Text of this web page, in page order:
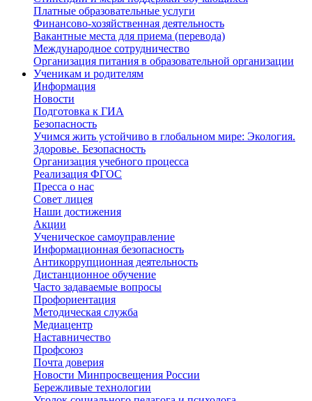
Платные образовательные услуги
Финансово-хозяйственная деятельность
Вакантные места для приема (перевода)
Международное сотрудничество
Организация питания в образовательной организации
Ученикам и родителям
Информация
Новости
Подготовка к ГИА
Безопасность
Учимся жить устойчиво в глобальном мире: Экология.
Здоровье. Безопасность
Организация учебного процесса
Реализация ФГОС
Пресса о нас
Совет лицея
Наши достижения
Акции
Ученическое самоуправление
Информационная безопасность
Антикоррупционная деятельность
Дистанционное обучение
Часто задаваемые вопросы
Профориентация
Методическая служба
Медиацентр
Наставничество
Профсоюз
Почта доверия
Новости Минпросвещения России
Бережливые технологии